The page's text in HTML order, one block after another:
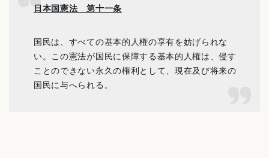
日本国憲法 第十一条
国民は、すべての基本的人権の享有を妨げられな
い。この憲法が国民に保障する基本的人権は、侵す
ことのできない永久の権利として、現在及び将来の
国民に与へられる。